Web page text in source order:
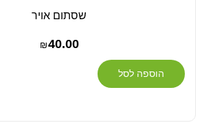
שסתום אויר
₪40.00
הוספה לסל